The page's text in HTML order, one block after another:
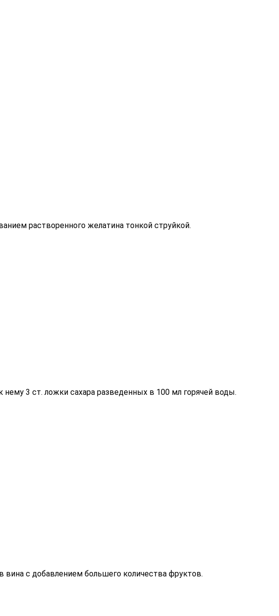
растворенного желатина тонкой струйкой.
3 ст. ложки сахара разведенных в 100 мл горячей воды.
с добавлением большего количества фруктов.